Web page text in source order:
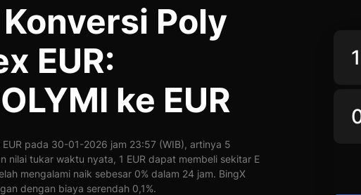
Poly
EUR:
ke EUR
pada 30-01-2026 jam 23:57 (WIB), artinya 5
nilai tukar waktu nyata, 1 EUR dapat membeli sekitar E
mengalami naik sebesar 0% dalam 24 jam. BingX
dengan biaya serendah 0,1%.